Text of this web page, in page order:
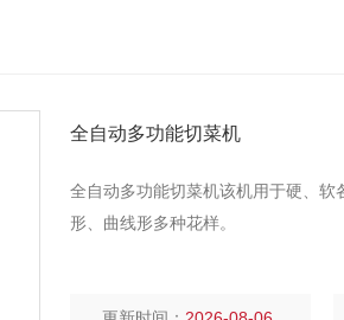
全自动多功能切菜机
全自动多功能切菜机该机用于硬、
形、曲线形多种花样。